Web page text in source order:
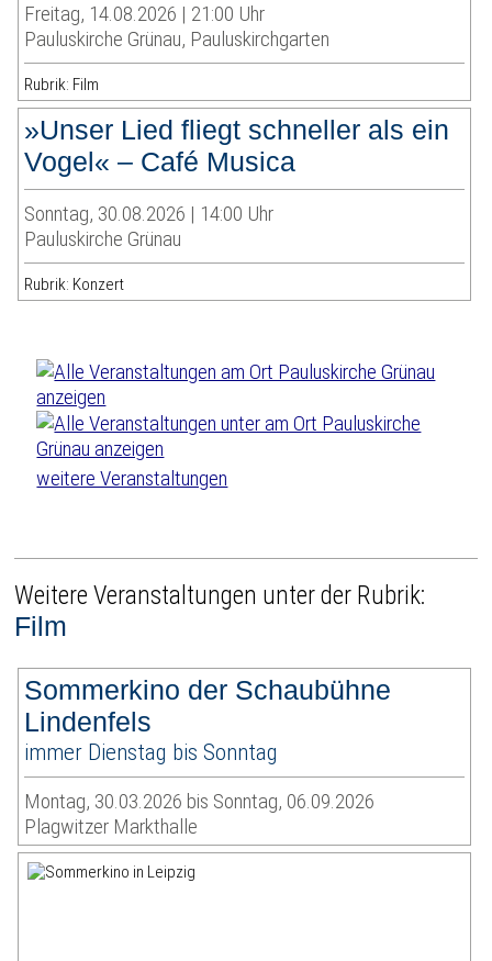
Freitag, 14.08.2026 | 21:00 Uhr
Pauluskirche Grünau, Pauluskirchgarten
Rubrik: Film
»Unser Lied fliegt schneller als ein
Vogel« – Café Musica
Sonntag, 30.08.2026 | 14:00 Uhr
Pauluskirche Grünau
Rubrik: Konzert
weitere Veranstaltungen
Weitere Veranstaltungen unter der Rubrik:
Film
Sommerkino der Schaubühne
Lindenfels
immer Dienstag bis Sonntag
Montag, 30.03.2026 bis Sonntag, 06.09.2026
Plagwitzer Markthalle